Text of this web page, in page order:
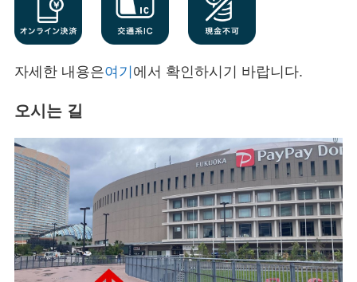
자세한 내용은여기 에서 확인하시기 바랍니다.
오시는 길